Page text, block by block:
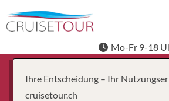
Mo-Fr 9-18
Ihre Entscheidung – Ihr
cruisetour.ch